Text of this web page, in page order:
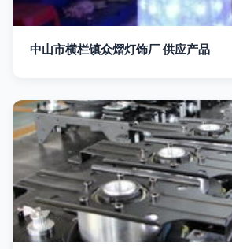
中山市横栏镇众熠灯饰厂 供应产品